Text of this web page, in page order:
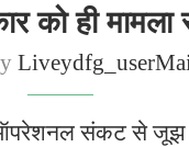
को ही
संकट से जूझ